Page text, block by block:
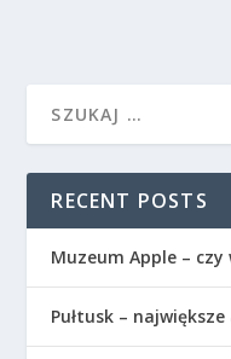
RECENT POSTS
Muzeum Apple –
Pułtusk –